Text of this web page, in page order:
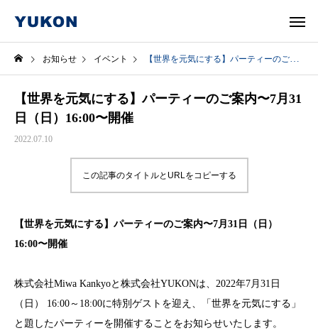
お知らせ イベント 【世界を元気にする】パーティーのご案内〜7月31日（日）16:00〜開催
【世界を元気にする】パーティーのご案内〜7月31
日（日）16:00〜開催
2022.07.10
この記事のタイトルとURLをコピーする
【世界を元気にする】パーティーのご案内〜7月31日（日）
16:00〜開催
株式会社Miwa Kankyoと株式会社YUKONは、 2022年7月 31 日
（日）
16:00 ～ 18:00に特別ゲストを迎え、「世界を元気にする」
と題したパーティーを開催することをお知らせいたします。